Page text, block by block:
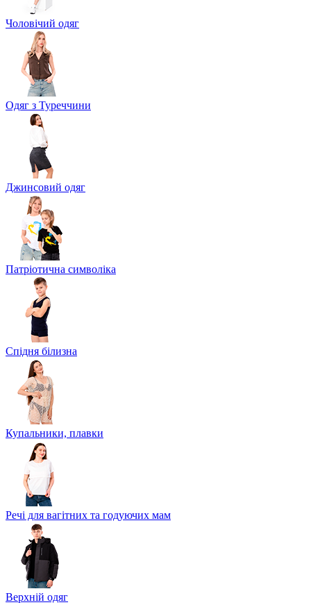
Чоловічий одяг
Одяг з Туреччини
Джинсовий одяг
Патріотична символіка
Спідня білизна
Купальники, плавки
Речі для вагітних та годуючих мам
Верхній одяг